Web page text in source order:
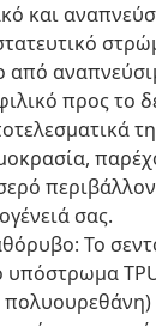
και
από
προς το
σας.
Το
υπόστρωμα